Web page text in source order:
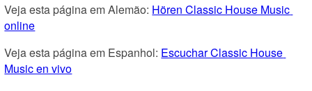
Veja esta página em Alemão: Hören Classic House Music
online
Veja esta página em Espanhol: Escuchar Classic House
Music en vivo